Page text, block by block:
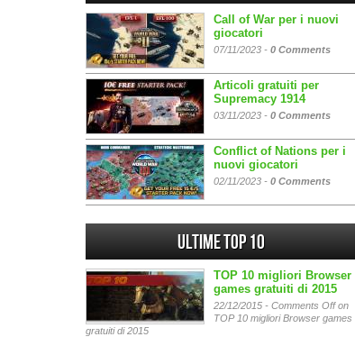
Call of War per i nuovi
giocatori
07/11/2023 - 0 Comments
Articoli gratuiti per
Supremacy 1914
03/11/2023 - 0 Comments
Conflict of Nations per i
nuovi giocatori
02/11/2023 - 0 Comments
Ultime Top 10
TOP 10 migliori Browser
games gratuiti di 2015
22/12/2015 - Comments Offon
TOP 10 migliori Browser games
gratuiti di 2015